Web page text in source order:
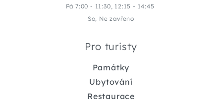
Pá 7:00 - 11:30, 12:15 - 14:45
So, Ne zavřeno
Pro turisty
Památky
Ubytování
Restaurace